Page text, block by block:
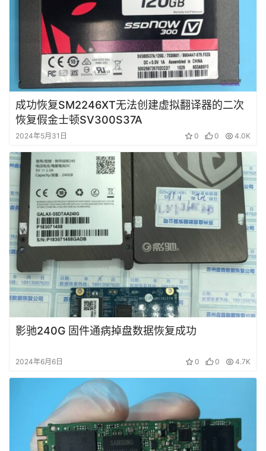
成功恢复SM2246XT无法创建虚拟翻译器的二次
恢复假金士顿SV300S37A
2024年5月31日 0 0 4.0K
影驰240G 固件通病掉盘数据恢复成功
2024年6月6日 0 0 4.7K